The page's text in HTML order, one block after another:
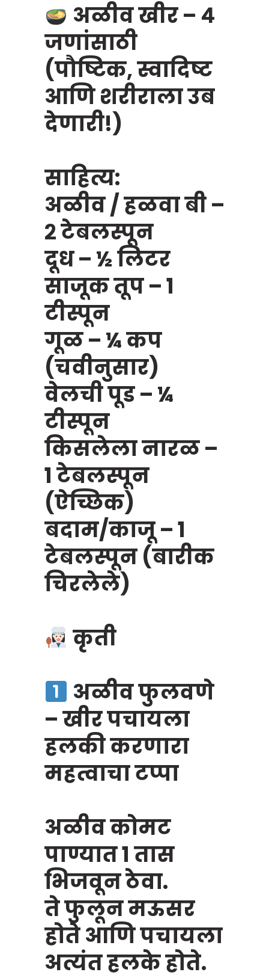
अळीव खीर – ४
जणांसाठी
(पौष्टिक, स्वादिष्ट
आणि शरीराला उब
देणारी!)
साहित्य:
अळीव / हळवा बी –
२ टेबलस्पून
दूध – ½ लिटर
साजूक तूप – १
टीस्पून
गूळ – ¼ कप
(चवीनुसार)
वेलची पूड – ¼
टीस्पून
किसलेला नारळ –
१ टेबलस्पून
(ऐच्छिक)
बदाम/काजू – १
टेबलस्पून (बारीक
चिरलेले)
कृती
अळीव फुलवणे
– खीर पचायला
हलकी करणारा
महत्वाचा टप्पा
अळीव कोमट
पाण्यात १ तास
भिजवून ठेवा.
ते फुलून मऊसर
होते आणि पचायला
अत्यंत हलके होते.